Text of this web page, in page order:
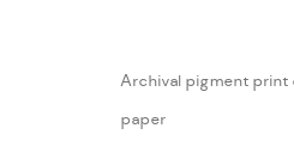
Archival pigment print
paper